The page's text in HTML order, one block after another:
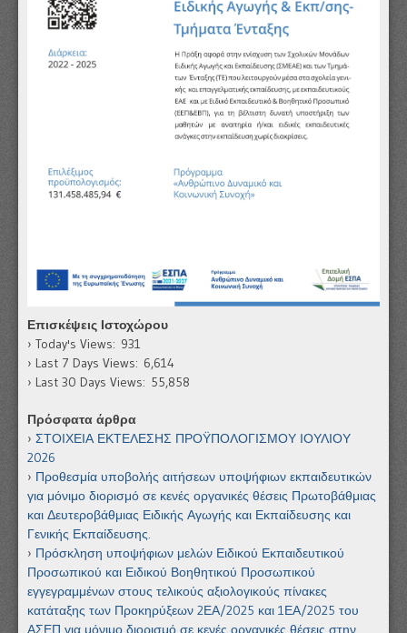
Επισκέψεις Ιστοχώρου
Today's Views: 931
Last 7 Days Views: 6,614
Last 30 Days Views: 55,858
Πρόσφατα άρθρα
ΣΤΟΙΧΕΙΑ ΕΚΤΕΛΕΣΗΣ ΠΡΟΫΠΟΛΟΓΙΣΜΟΥ ΙΟΥΛΙΟΥ
2026
Προθεσμία υποβολής αιτήσεων υποψήφιων εκπαιδευτικών
για μόνιμο διορισμό σε κενές οργανικές θέσεις Πρωτοβάθμιας
και Δευτεροβάθμιας Ειδικής Αγωγής και Εκπαίδευσης και
Γενικής Εκπαίδευσης.
Πρόσκληση υποψήφιων μελών Ειδικού Εκπαιδευτικού
Προσωπικού και Ειδικού Βοηθητικού Προσωπικού
εγγεγραμμένων στους τελικούς αξιολογικούς πίνακες
κατάταξης των Προκηρύξεων 2ΕΑ/2025 και 1ΕΑ/2025 του
ΑΣΕΠ για μόνιμο διορισμό σε κενές οργανικές θέσεις στην